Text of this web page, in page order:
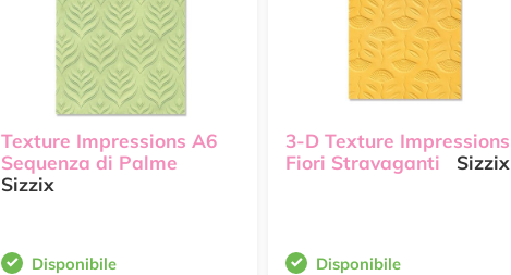
Texture Impressions A6
Sequenza di Palme
Sizzix
Disponibile
3-D Texture Impressions
Fiori Stravaganti
Sizzix
Disponibile